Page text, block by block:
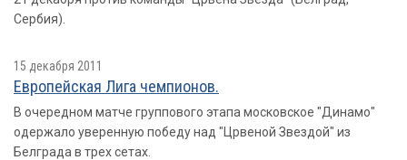
Сербия).
15 декабря 2011
Европейская Лига чемпионов.
В очередном матче группового этапа московское "Динамо"
одержало уверенную победу над "Црвеной Звездой" из
Белграда в трех сетах.